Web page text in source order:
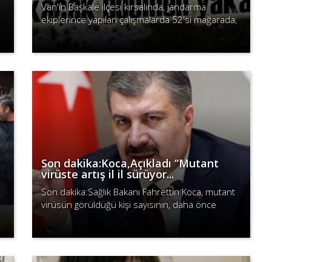
Van'ın Başkale ilçesi kırsalında, jandarma
ekiplerince yapılan çalışmalarda 52'si mağarada,
16'sı minibüste, 5'i de metruk evde olmak üzere
Devamını Oku
Son dakika:Koca,Açıkladı “Mutant
virüste artış il il sürüyor...
Son dakika:Sağlık Bakanı Fahrettin Koca, mutant
virüsün görüldüğü kişi sayısının, daha önce
açıklanan 17 ilde 128 vakanın çok üstüne çıktığını